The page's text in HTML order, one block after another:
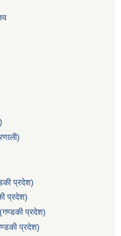
प्रदेश)
प्रदेश)
प्रदेश)
प्रदेश)